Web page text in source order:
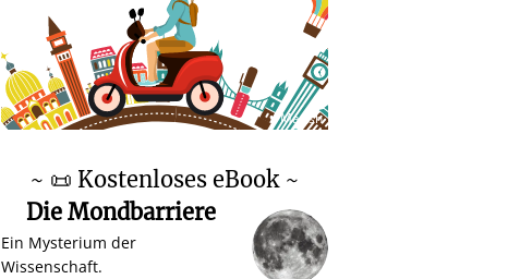
♥ Marish
~ 📜 Kostenloses eBook ~
Die Mondbarriere
Ein Mysterium der
Wissenschaft.